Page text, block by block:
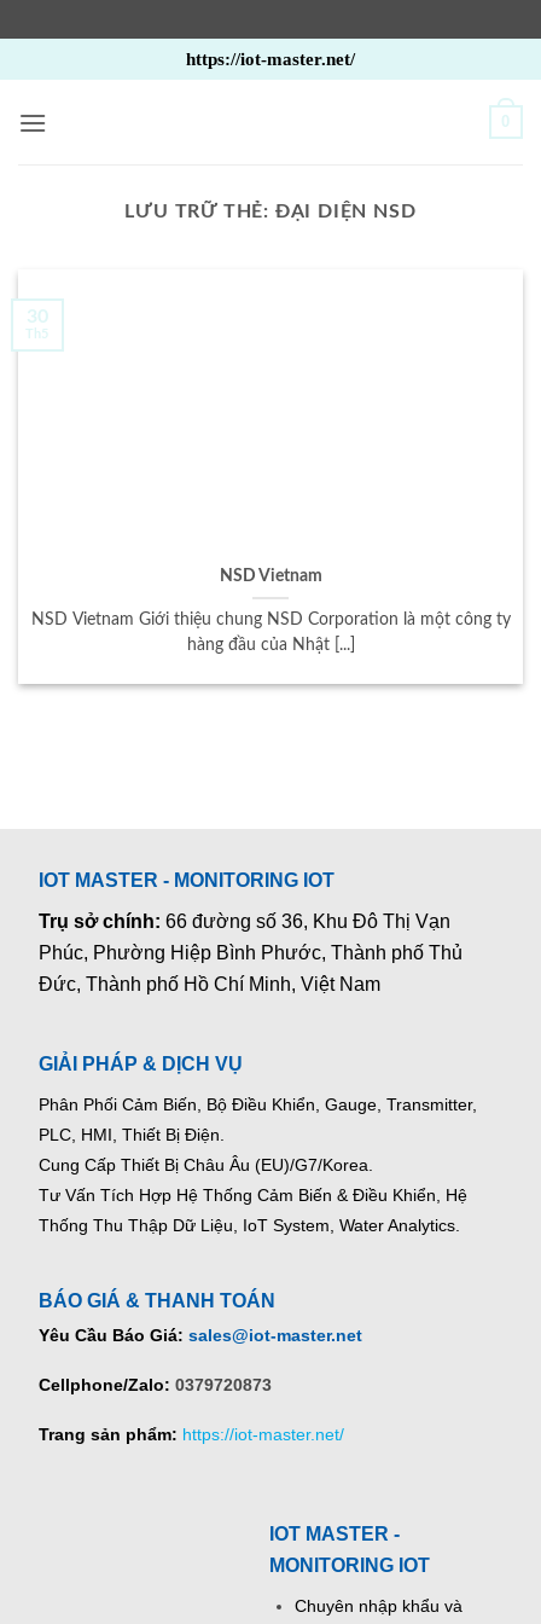
qua
nội
https://iot-master.net/
0
LƯU TRỮ THẺ: ĐẠI DIỆN NSD
NSD Vietnam
NSD Vietnam Giới thiệu chung NSD Corporation là một công ty
hàng đầu của Nhật [...]
30
Th5
IOT MASTER - MONITORING IOT
Trụ sở chính:66 đường số 36, Khu Đô Thị Vạn
Phúc, Phường Hiệp Bình Phước, Thành phố Thủ
Đức, Thành phố Hồ Chí Minh, Việt Nam
GIẢI PHÁP & DỊCH VỤ
Phân Phối Cảm Biến, Bộ Điều Khiển, Gauge, Transmitter,
PLC, HMI, Thiết Bị Điện.
Cung Cấp Thiết Bị Châu Âu (EU)/G7/Korea.
Tư Vấn Tích Hợp Hệ Thống Cảm Biến & Điều Khiển, Hệ
Thống Thu Thập Dữ Liệu, IoT System, Water Analytics.
BÁO GIÁ & THANH TOÁN
Yêu Cầu Báo Giá: sales@iot-master.net
Cellphone/Zalo: 0379720873
Trang sản phẩm: https://iot-master.net/
IOT MASTER -
MONITORING IOT
Chuyên nhập khẩu và